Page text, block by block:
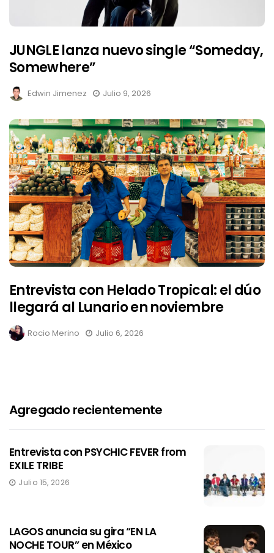
JUNGLE lanza nuevo single “Someday,
Somewhere”
Edwin Jimenez Julio 9, 2026
Entrevista con Helado Tropical: el dúo
llegará al Lunario en noviembre
Rocio Merino Julio 6, 2026
Agregado recientemente
Entrevista con PSYCHIC FEVER from
EXILE TRIBE
Julio 15, 2026
LAGOS anuncia su gira “EN LA
NOCHE TOUR” en México